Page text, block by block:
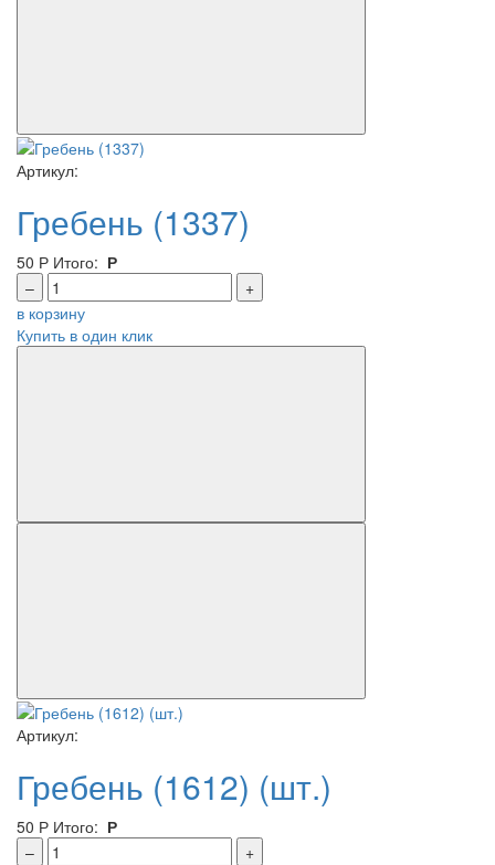
Артикул:
Гребень (1337)
50 Р Итого: Р
–
+
в корзину
Купить в один клик
Артикул:
Гребень (1612) (шт.)
50 Р Итого: Р
–
+